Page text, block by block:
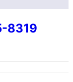
8319